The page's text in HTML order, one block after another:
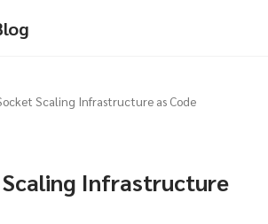
Scaling Infrastructure as Code
Scaling Infrastructure